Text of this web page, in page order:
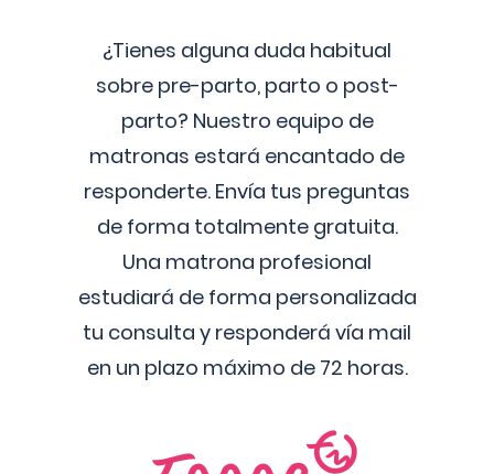
¿Tienes alguna duda habitual
sobre pre-parto, parto o post-
parto? Nuestro equipo de
matronas estará encantado de
responderte. Envía tus preguntas
de forma totalmente gratuita.
Una matrona profesional
estudiará de forma personalizada
tu consulta y responderá vía mail
en un plazo máximo de 72 horas.